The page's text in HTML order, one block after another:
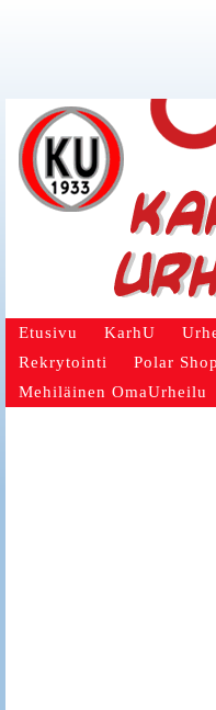
Etusivu KarhU
Rekrytointi
Polar
Mehiläinen OmaUrheilu